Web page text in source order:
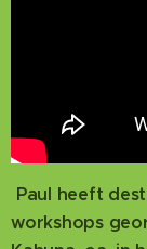
Paul heeft
workshops